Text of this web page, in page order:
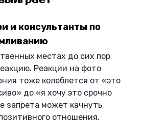
и консультанты по
местах до сих пор
Реакции на фото
тоже колеблется от «это
до «я хочу это срочно
запрета может качнуть
отношения.